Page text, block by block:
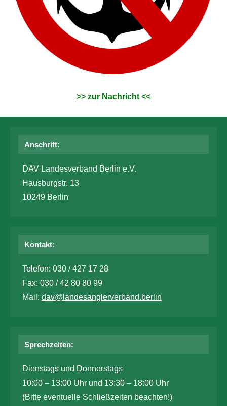
>> zur Nachricht <<
Anschrift:
DAV Landesverband Berlin e.V.
Hausburgstr. 13
10249 Berlin
Kontakt:
Telefon: 030 / 427 17 28
Fax: 030 / 42 80 80 99
Mail: dav@landesanglerverband.berlin
Sprechzeiten:
Dienstags und Donnerstags
10:00 – 13:00 Uhr und 13:30 – 18:00 Uhr
(Bitte eventuelle Schließzeiten beachten!)